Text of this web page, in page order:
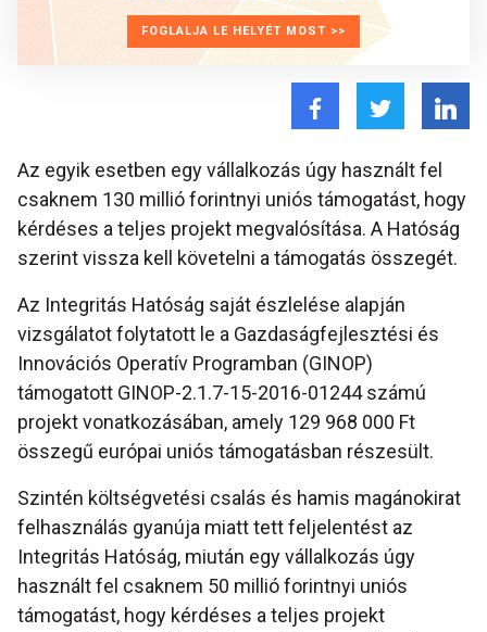
FOGLALJA LE HELYÉT MOST >>
Az egyik esetben egy vállalkozás úgy használt fel
csaknem 130 millió forintnyi uniós támogatást, hogy
kérdéses a teljes projekt megvalósítása. A Hatóság
szerint vissza kell követelni a támogatás összegét.
Az Integritás Hatóság saját észlelése alapján
vizsgálatot folytatott le a Gazdaságfejlesztési és
Innovációs Operatív Programban (GINOP)
támogatott GINOP-2.1.7-15-2016-01244 számú
projekt vonatkozásában, amely 129 968 000 Ft
összegű európai uniós támogatásban részesült.
Szintén költségvetési csalás és hamis magánokirat
felhasználás gyanúja miatt tett feljelentést az
Integritás Hatóság, miután egy vállalkozás úgy
használt fel csaknem 50 millió forintnyi uniós
támogatást, hogy kérdéses a teljes projekt